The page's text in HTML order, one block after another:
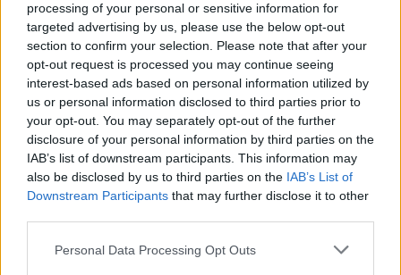
processing of your personal or sensitive information for
targeted advertising by us, please use the below opt-out
section to confirm your selection. Please note that after your
opt-out request is processed you may continue seeing
interest-based ads based on personal information utilized by
us or personal information disclosed to third parties prior to
your opt-out. You may separately opt-out of the further
disclosure of your personal information by third parties on the
IAB’s list of downstream participants. This information may
also be disclosed by us to third parties on the IAB’s List of
Downstream Participants that may further disclose it to other
Personal Data Processing Opt Outs
Pasaulis
JK nuteistas vyras, trejus
metus šaldiklyje laikęs...
motinos kūną
Pasaulis
Išėjo uogauti – bet rado
šį tą daugiau